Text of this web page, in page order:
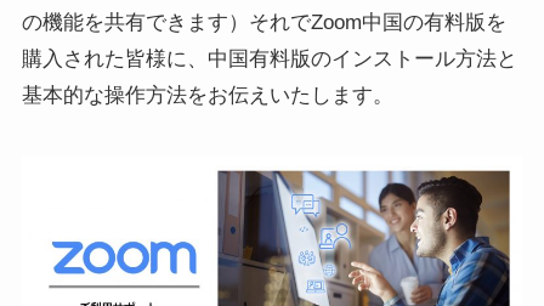
の機能を共有できます）それでZoom中国の有料版を
購入された皆様に、中国有料版のインストール方法と
基本的な操作方法をお伝えいたします。